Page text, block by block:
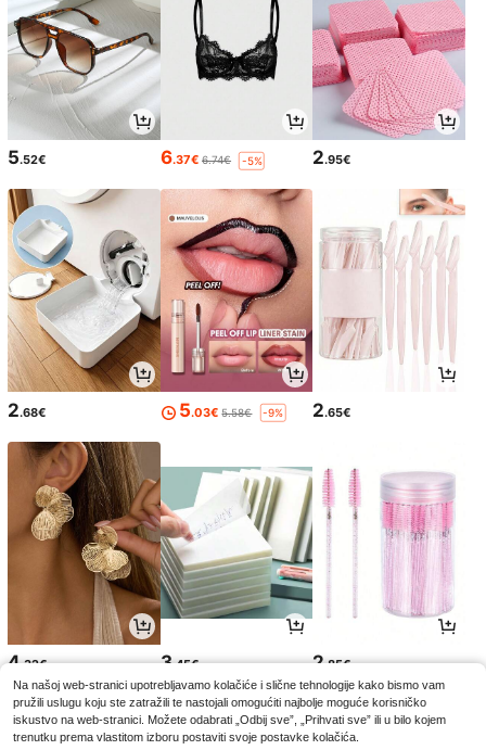
5.52€ 6.37€ 6.74€ -5% 2.95€
2.68€ 5.03€ 5.58€ -9% 2.65€
4.32€ 3.45€ 2.85€
Na našoj web-stranici upotrebljavamo kolačiće i slične tehnologije kako bismo vam
pružili uslugu koju ste zatražili te nastojali omogućiti najbolje moguće korisničko
iskustvo na web-stranici. Možete odabrati „Odbij sve”, „Prihvati sve” ili u bilo kojem
trenutku prema vlastitom izboru postaviti svoje postavke kolačića.